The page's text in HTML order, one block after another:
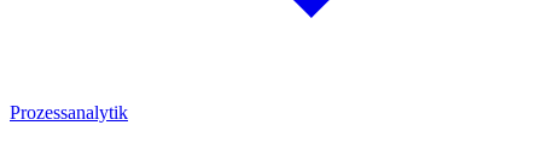
Prozessanalytik